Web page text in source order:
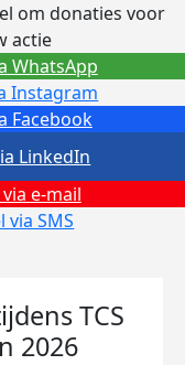
om donaties voor
actie
Facebook
Instagram
e-mail
via SMS
LinkedIn
WhatsApp
TCS
2026